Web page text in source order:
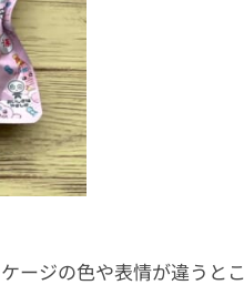
ージの色や表情が違うとこ